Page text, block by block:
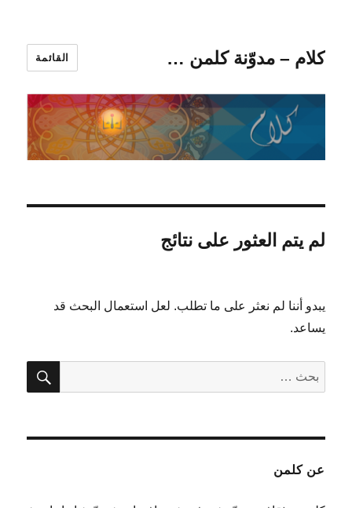
كلام – مدوّنة كلمن … القائمة
لم يتم العثور على نتائج
يبدو أننا لم نعثر على ما تطلب. لعل استعمال البحث قد
يساعد.
عن:
بحث
عن كلمن